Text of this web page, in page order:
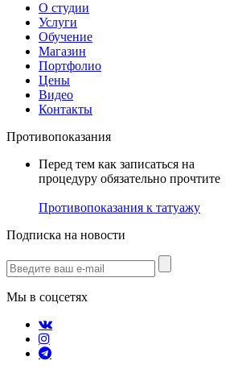
О студии
Услуги
Обучение
Магазин
Портфолио
Цены
Видео
Контакты
Противопоказания
Перед тем как записаться на
процедуру обязательно прочтите
Противопоказания к татуажу
Подписка на новости
Мы в соцсетях